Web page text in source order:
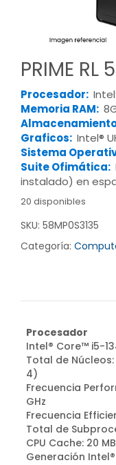
PRIME RL
Procesador:
Memoria RAM:
Graficos: Intel®
Sistema
Suite Ofimática:
instalado) en
20 disponibles
SKU: 58MP0S3135
Categoría:
Procesador
Intel® Core™ i5-
Total de Núcleos:
4)
Frecuencia
GHz
Frecuencia
Total de
CPU Cache: 20
Generación